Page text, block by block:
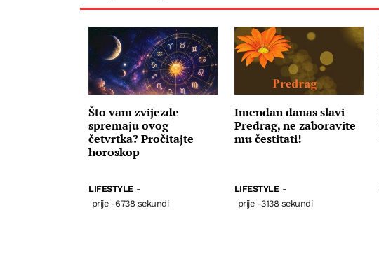
Što vam zvijezde
spremaju ovog
četvrtka? Pročitajte
horoskop
LIFESTYLE -
prije -6738 sekundi
Imendan danas slavi
Predrag, ne zaboravite
mu čestitati!
LIFESTYLE -
prije -3138 sekundi